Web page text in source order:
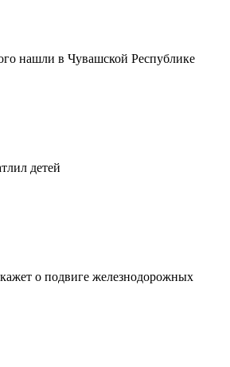
нашли в Чувашской Республике
детей
о подвиге железнодорожных